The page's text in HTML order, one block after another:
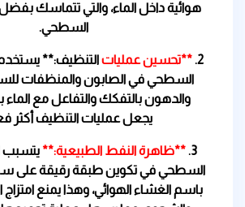
هوائية داخل الماء، والتي تتماسك بفضل
السطحي.
2. **تحسين عملياتالتنظيف:** يستخدم
السطحي في الصابون والمنظفات
والدهون بالتفكك والتفاعل مع
يجعل عمليات التنظيف أكثر
3. **ظاهرة النفط الطبيعية:** يتسبب
السطحي في تكوين طبقة رقيقة على
باسم الغشاء الهوائي، وهذا يمنع امتزاج